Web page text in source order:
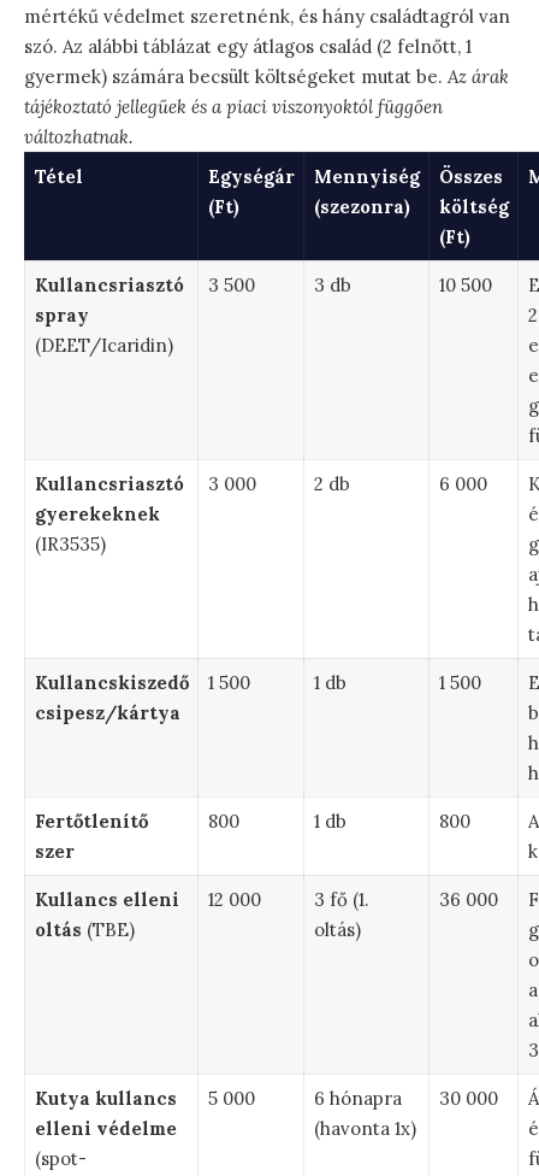
mértékű védelmet szeretnénk, és hány családtagról van
szó. Az alábbi táblázat egy átlagos család (2 felnőtt, 1
gyermek) számára becsült költségeket mutat be. Az árak
tájékoztató jellegűek és a piaci viszonyoktól függően
változhatnak.
Tétel
Egységár
(Ft)
Mennyiség
(szezonra)
Összes
költség
(Ft)
Kullancsriasztó
spray
(DEET/Icaridin)
3 500 3 db 10 500
Kullancsriasztó
gyerekeknek
(IR3535)
3 000 2 db 6 000
Kullancskiszedő
csipesz/kártya
1 500 1 db 1 500
Fertőtlenítő
szer
800 1 db 800
Kullancs elleni
oltás (TBE)
12 000
3 fő (1.
oltás)
36 000
Kutya kullancs
elleni védelme
(spot-
5 000
6 hónapra
(havonta 1x)
30 000